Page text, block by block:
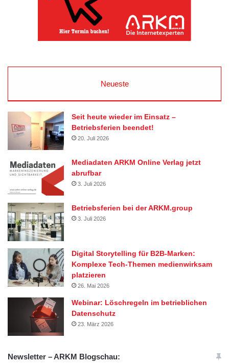
Neueste
Seit heute wieder im Einsatz –
Betriebsferien beendet!
20. Juli 2026
Mediadaten ARKM Online Verlag jetzt
abrufbar
3. Juli 2026
Betriebsferien bei der ARKM.group
3. Juli 2026
Digital Storytelling für B2B-Marken:
Komplexe Tech-Themen medienwirksam
platzieren
26. Mai 2026
Webinar: Löschregeln im betrieblichen
Datenschutz
23. März 2026
Newsletter – ARKM Blogschau: